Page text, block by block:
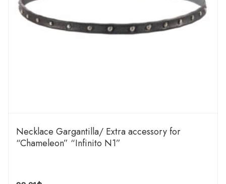
Necklace Gargantilla/ Extra accessory for
“Chameleon” “Infinito N1”